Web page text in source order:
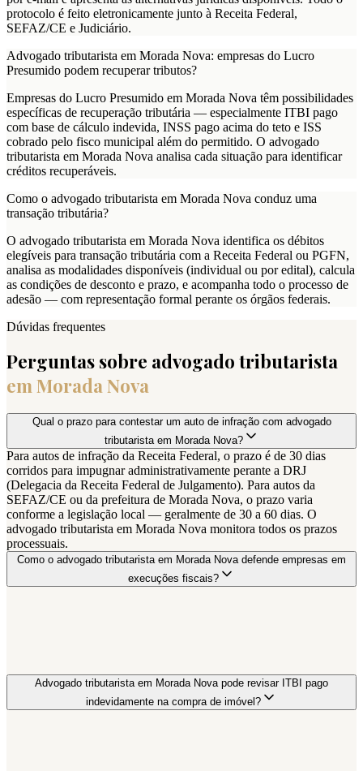
protocolo é feito eletronicamente junto à Receita Federal,
SEFAZ/CE e Judiciário.
Advogado tributarista em Morada Nova: empresas do Lucro
Presumido podem recuperar tributos?
Empresas do Lucro Presumido em Morada Nova têm possibilidades
específicas de recuperação tributária — especialmente ITBI pago
com base de cálculo indevida, INSS pago acima do teto e ISS
cobrado pelo fisco municipal além do permitido. O advogado
tributarista em Morada Nova analisa cada situação para identificar
créditos recuperáveis.
Como o advogado tributarista em Morada Nova conduz uma
transação tributária?
O advogado tributarista em Morada Nova identifica os débitos
elegíveis para transação tributária com a Receita Federal ou PGFN,
analisa as modalidades disponíveis (individual ou por edital), calcula
as condições de desconto e prazo, e acompanha todo o processo de
adesão — com representação formal perante os órgãos federais.
Dúvidas frequentes
Perguntas sobre advogado tributarista
emMorada Nova
Qual o prazo para contestar um auto de infração com advogado
tributarista em Morada Nova?
Para autos de infração da Receita Federal, o prazo é de 30 dias
corridos para impugnar administrativamente perante a DRJ
(Delegacia da Receita Federal de Julgamento). Para autos da
SEFAZ/CE ou da prefeitura de Morada Nova, o prazo varia
conforme a legislação local — geralmente de 30 a 60 dias. O
advogado tributarista em Morada Nova monitora todos os prazos
processuais.
Como o advogado tributarista em Morada Nova defende empresas em
execuções fiscais?
Advogado tributarista em Morada Nova pode revisar ITBI pago
indevidamente na compra de imóvel?